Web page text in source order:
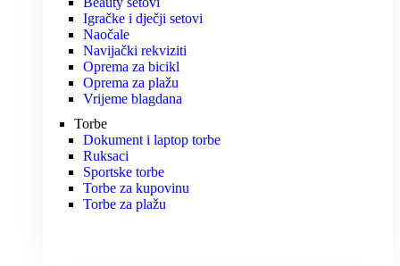
Igračke i dječji setovi
Naočale
Navijački rekviziti
Oprema za bicikl
Oprema za plažu
Vrijeme blagdana
Torbe
Dokument i laptop torbe
Ruksaci
Sportske torbe
Torbe za kupovinu
Torbe za plažu